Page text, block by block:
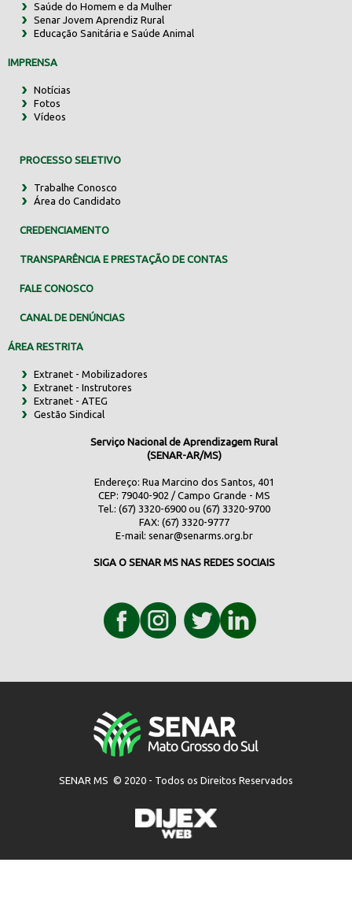
Saúde do Homem e da Mulher
Senar Jovem Aprendiz Rural
Educação Sanitária e Saúde Animal
IMPRENSA
Notícias
Fotos
Vídeos
PROCESSO SELETIVO
Trabalhe Conosco
Área do Candidato
CREDENCIAMENTO
TRANSPARÊNCIA E PRESTAÇÃO DE CONTAS
FALE CONOSCO
CANAL DE DENÚNCIAS
ÁREA RESTRITA
Extranet - Mobilizadores
Extranet - Instrutores
Extranet - ATEG
Gestão Sindical
Serviço Nacional de Aprendizagem Rural
(SENAR-AR/MS)
Endereço: Rua Marcino dos Santos, 401
CEP: 79040-902 / Campo Grande - MS
Tel.: (67) 3320-6900 ou (67) 3320-9700
FAX: (67) 3320-9777
E-mail: senar@senarms.org.br
SIGA O SENAR MS NAS REDES SOCIAIS
SENAR MS © 2020 - Todos os Direitos Reservados